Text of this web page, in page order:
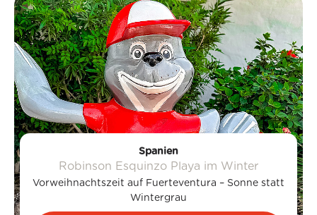
Spanien
Robinson Esquinzo Playa im Winter
Vorweihnachtszeit auf Fuerteventura – Sonne statt
Wintergrau